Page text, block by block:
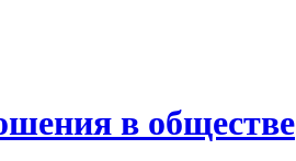
в обществе